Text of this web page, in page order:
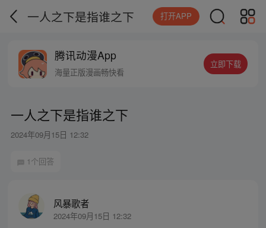
一人之下是指谁之下 打开APP
腾讯动漫App
海量正版漫画畅快看
立即下载
一人之下是指谁之下
2024年09月15日 12:32
1个回答
风暴歌者
2024年09月15日 12:32